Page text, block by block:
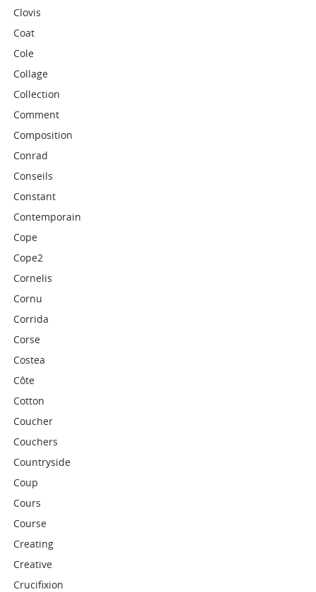
Clovis
Coat
Cole
Collage
Collection
Comment
Composition
Conrad
Conseils
Constant
Contemporain
Cope
Cope2
Cornelis
Cornu
Corrida
Corse
Costea
Côte
Cotton
Coucher
Couchers
Countryside
Coup
Cours
Course
Creating
Creative
Crucifixion